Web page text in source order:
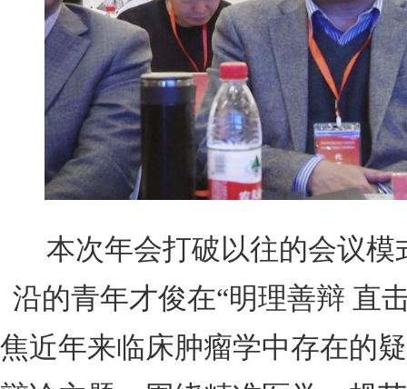
本次年会打破以往的会议
沿的青年才俊在“明理善辩 直
焦近年来临床肿瘤学中存在的